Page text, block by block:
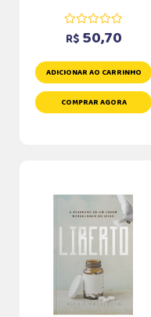
R$ 50,70
ADICIONAR AO CARRINHO
COMPRAR AGORA